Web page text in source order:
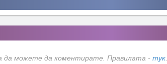
да можете да коментирате. Правилата - тук.